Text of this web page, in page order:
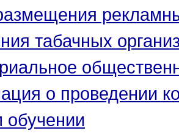
табачных
о проведении
обучении